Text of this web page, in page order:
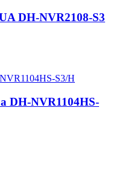
DH-NVR2108-S3
DH-NVR1104HS-